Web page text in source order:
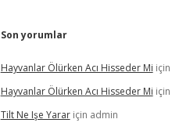
Son yorumlar
Hayvanlar Ölürken Acı Hisseder Mi için
Hayvanlar Ölürken Acı Hisseder Mi için
Tilt Ne Işe Yarariçin admin